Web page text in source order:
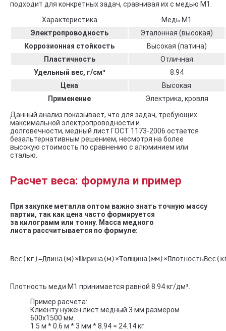
подходит для конкретных задач, сравнивая их с медью М1.
Характеристика
Медь М1
Электропроводность
Эталонная (высокая)
Коррозионная стойкость
Высокая (патина)
Пластичность
Отличная
Удельный вес, г/см³
8.94
Цена
Высокая
Применение
Электрика, кровля
Данный анализ показывает, что для задач, требующих
максимальной электропроводности и
долговечности, медный лист ГОСТ 1173-2006 остается
безальтернативным решением, несмотря на более
высокую стоимость по сравнению с алюминием или
сталью.
Расчет веса: формула и пример
При закупке металла оптом важно знать точную массу
партии, так как цена часто формируется
за килограмм или тонну. Масса медного
листа рассчитывается по формуле:
Плотность меди М1 принимается равной 8.94 кг/дм³.
Пример расчета:
Клиенту нужен лист медный 3 мм размером
600х1500 мм.
1.5 м * 0.6 м * 3 мм * 8.94 = 24.14 кг.